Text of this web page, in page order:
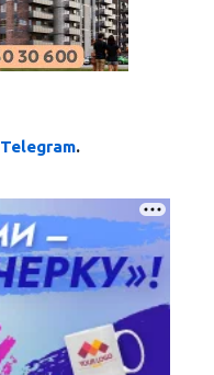
Telegram.